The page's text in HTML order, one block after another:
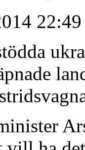
22:49